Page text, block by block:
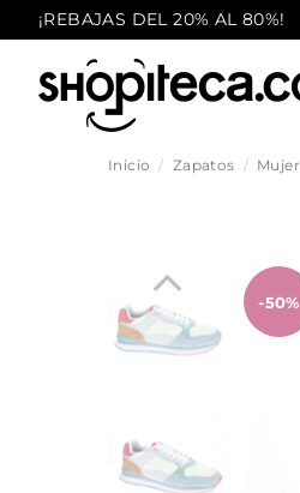
¡REBAJAS DEL 20% AL 80%!
Inicio Zapatos Mujer
-50%